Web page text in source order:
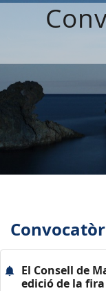
El Consell de
edició de la